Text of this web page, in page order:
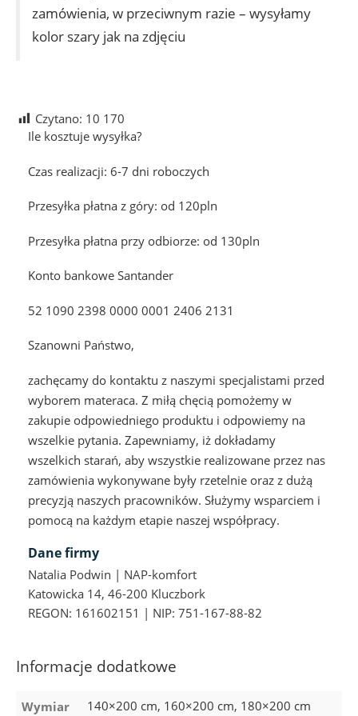
zamówienia, w przeciwnym razie – wysyłamy
kolor szary jak na zdjęciu
Czytano: 10 170
Ile kosztuje wysyłka?
Czas realizacji: 6-7 dni roboczych
Przesyłka płatna z góry: od 120pln
Przesyłka płatna przy odbiorze: od 130pln
Konto bankowe Santander
52 1090 2398 0000 0001 2406 2131
Szanowni Państwo,
zachęcamy do kontaktu z naszymi specjalistami przed
wyborem materaca. Z miłą chęcią pomożemy w
zakupie odpowiedniego produktu i odpowiemy na
wszelkie pytania. Zapewniamy, iż dokładamy
wszelkich starań, aby wszystkie realizowane przez nas
zamówienia wykonywane były rzetelnie oraz z dużą
precyzją naszych pracowników. Służymy wsparciem i
pomocą na każdym etapie naszej współpracy.
Dane firmy
Natalia Podwin | NAP-komfort
Katowicka 14, 46-200 Kluczbork
REGON: 161602151 | NIP: 751-167-88-82
Informacje dodatkowe
Wymiar 140×200 cm, 160×200 cm, 180×200 cm